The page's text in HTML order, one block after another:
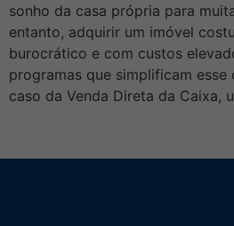
sonho da casa própria para
entanto, adquirir um imóvel
burocrático e com custos
programas que simplificam esse
caso da Venda Direta da Caixa,